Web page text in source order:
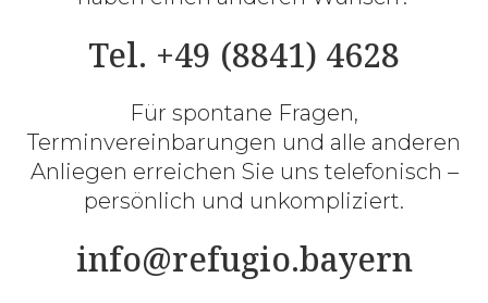
Tel. +49 (8841) 4628
Für spontane Fragen,
Terminvereinbarungen und alle anderen
Anliegen erreichen Sie uns telefonisch –
persönlich und unkompliziert.
info@refugio.bayern